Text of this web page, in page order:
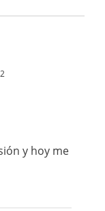
y hoy me